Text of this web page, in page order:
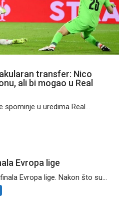
transfer: Nico
ali bi mogao u Real
spominje u uredima Real...
Evropa lige
Evropa lige. Nakon što su...